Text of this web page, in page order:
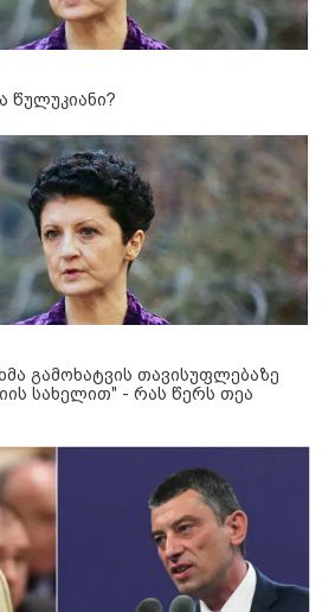
წულუკიანი?
გამოხატვის თავისუფლებაზე
სახელით" - რას წერს თეა